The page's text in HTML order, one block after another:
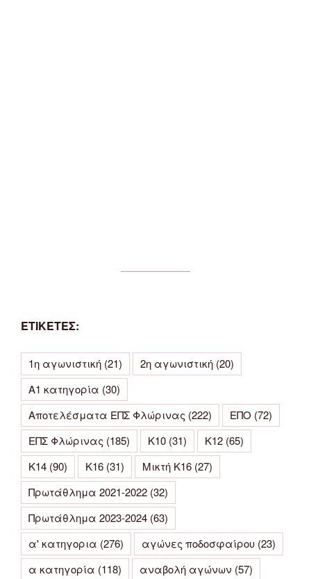
ΕΤΙΚΕΤΕΣ:
1η αγωνιστική (21) 2η αγωνιστική (20)
Α1 κατηγορία (30)
Αποτελέσματα ΕΠΣ Φλώρινας (222) ΕΠΟ (72)
ΕΠΣ Φλώρινας (185) Κ10 (31) Κ12 (65)
Κ14 (90) Κ16 (31) Μικτή Κ16 (27)
Πρωτάθλημα 2021-2022 (32)
Πρωτάθλημα 2023-2024 (63)
α' κατηγορια (276) αγώνες ποδοσφαίρου (23)
α κατηγορία (118) αναβολή αγώνων (57)